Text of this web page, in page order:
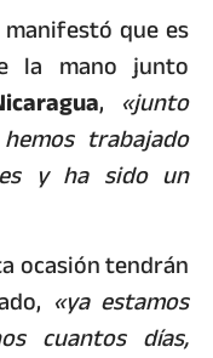
manifestó que es
la mano junto
, «junto
trabajado
y ha sido un
ocasión tendrán
«ya estamos
cuantos días,